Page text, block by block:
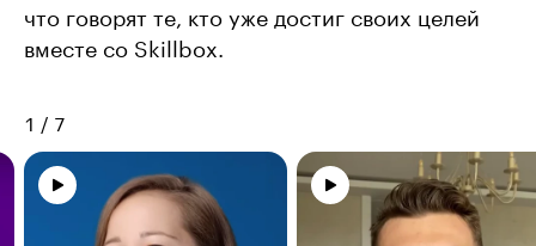
что говорят те, кто уже достиг своих целей
вместе со Skillbox.
1 / 7